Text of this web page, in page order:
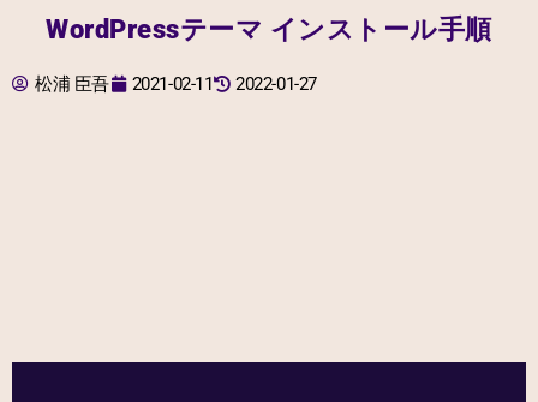
WordPressテーマ インストール手順
松浦 臣吾 2021-02-11 2022-01-27